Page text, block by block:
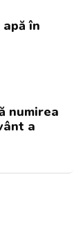
în
numirea
a